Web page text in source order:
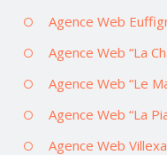
Agence Web
Agence Web “La
Agence Web “Le
Agence Web “La
Agence Web